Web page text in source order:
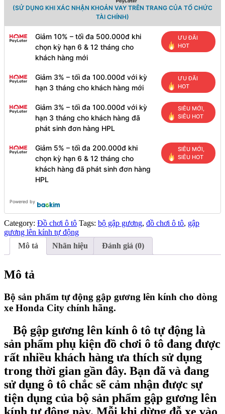
(SỬ DỤNG KHI XÁC NHẬN KHOẢN VAY TRÊN TRANG CỦA TỔ CHỨC
TÀI CHÍNH)
Giảm 10% – tối đa 500.000đ khi
chọn kỳ hạn 6 & 12 tháng cho
khách hàng mới
ƯU ĐÃI
HOT
Giảm 3% – tối đa 100.000đ với kỳ
hạn 3 tháng cho khách hàng mới
ƯU ĐÃI
HOT
Giảm 3% – tối đa 100.000đ với kỳ
hạn 3 tháng cho khách hàng đã
phát sinh đơn hàng HPL
SIÊU MỚI,
SIÊU HOT
Giảm 5% – tối đa 200.000đ khi
chọn kỳ hạn 6 & 12 tháng cho
khách hàng đã phát sinh đơn hàng
HPL
SIÊU MỚI,
SIÊU HOT
Powered by
Category: Đồ chơi ô tô Tags: bộ gập gương, đồ chơi ô tô, gập
gương lên kính tự động
Mô tả
Nhãn hiệu Đánh giá (0)
Mô tả
Bộ sản phẩm tự động gập gương lên kính cho dòng
xe Honda City chính hãng.
Bộ gập gương lên kính ô tô tự động là
sản phẩm phụ kiện đồ chơi ô tô đang được
rất nhiều khách hàng ưa thích sử dụng
trong thời gian gần đây. Bạn đã và đang
sử dụng ô tô chắc sẽ cảm nhận được sự
tiện dụng của bộ sản phẩm gập gương lên